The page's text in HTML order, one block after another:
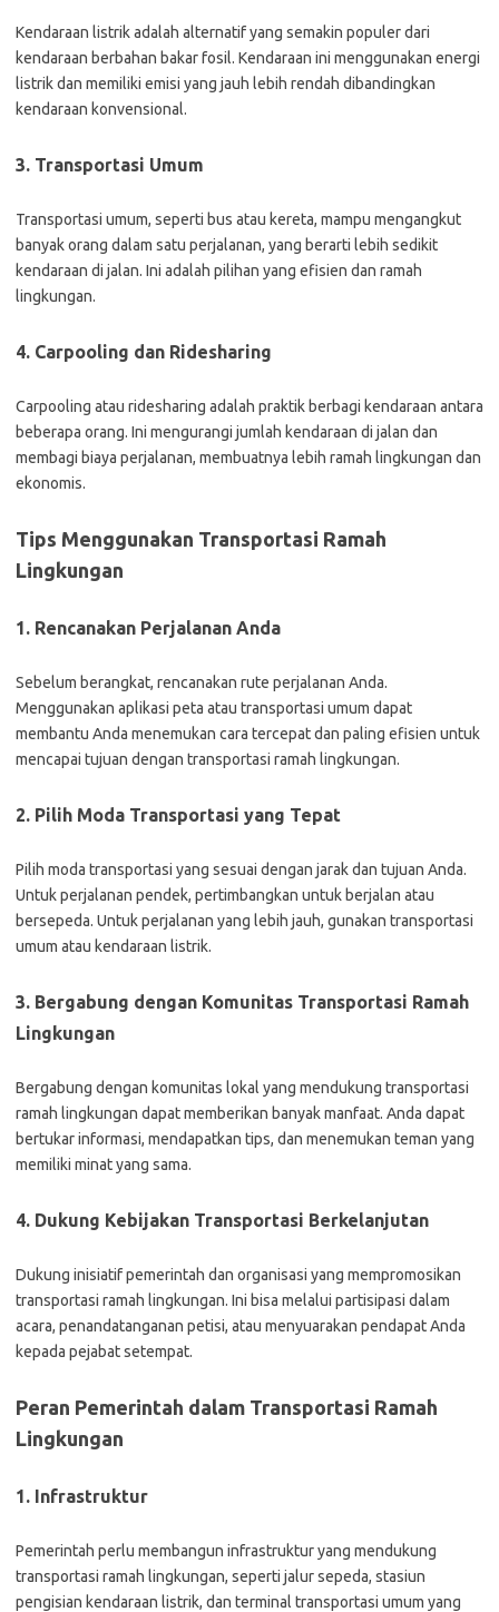
Kendaraan listrik adalah alternatif yang semakin populer dari
kendaraan berbahan bakar fosil. Kendaraan ini menggunakan energi
listrik dan memiliki emisi yang jauh lebih rendah dibandingkan
kendaraan konvensional.
3. Transportasi Umum
Transportasi umum, seperti bus atau kereta, mampu mengangkut
banyak orang dalam satu perjalanan, yang berarti lebih sedikit
kendaraan di jalan. Ini adalah pilihan yang efisien dan ramah
lingkungan.
4. Carpooling dan Ridesharing
Carpooling atau ridesharing adalah praktik berbagi kendaraan antara
beberapa orang. Ini mengurangi jumlah kendaraan di jalan dan
membagi biaya perjalanan, membuatnya lebih ramah lingkungan dan
ekonomis.
Tips Menggunakan Transportasi Ramah
Lingkungan
1. Rencanakan Perjalanan Anda
Sebelum berangkat, rencanakan rute perjalanan Anda.
Menggunakan aplikasi peta atau transportasi umum dapat
membantu Anda menemukan cara tercepat dan paling efisien untuk
mencapai tujuan dengan transportasi ramah lingkungan.
2. Pilih Moda Transportasi yang Tepat
Pilih moda transportasi yang sesuai dengan jarak dan tujuan Anda.
Untuk perjalanan pendek, pertimbangkan untuk berjalan atau
bersepeda. Untuk perjalanan yang lebih jauh, gunakan transportasi
umum atau kendaraan listrik.
3. Bergabung dengan Komunitas Transportasi Ramah
Lingkungan
Bergabung dengan komunitas lokal yang mendukung transportasi
ramah lingkungan dapat memberikan banyak manfaat. Anda dapat
bertukar informasi, mendapatkan tips, dan menemukan teman yang
memiliki minat yang sama.
4. Dukung Kebijakan Transportasi Berkelanjutan
Dukung inisiatif pemerintah dan organisasi yang mempromosikan
transportasi ramah lingkungan. Ini bisa melalui partisipasi dalam
acara, penandatanganan petisi, atau menyuarakan pendapat Anda
kepada pejabat setempat.
Peran Pemerintah dalam Transportasi Ramah
Lingkungan
1. Infrastruktur
Pemerintah perlu membangun infrastruktur yang mendukung
transportasi ramah lingkungan, seperti jalur sepeda, stasiun
pengisian kendaraan listrik, dan terminal transportasi umum yang